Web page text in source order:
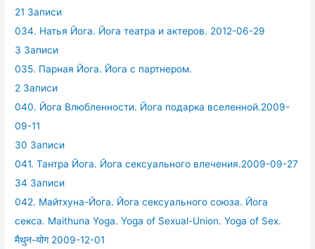
21 Записи
034. Натья Йога. Йога театра и актеров. 2012-06-29
3 Записи
035. Парная Йога. Йога с партнером.
2 Записи
040. Йога Влюбленности. Йога подарка вселенной.2009-
09-11
30 Записи
041. Тантра Йога. Йога сексуального влечения.2009-09-27
34 Записи
042. Майтхуна-Йога. Йога сексуального союза. Йога
секса. Maithuna Yoga. Yoga of Sexual-Union. Yoga of Sex.
मैथुन-योग 2009-12-01